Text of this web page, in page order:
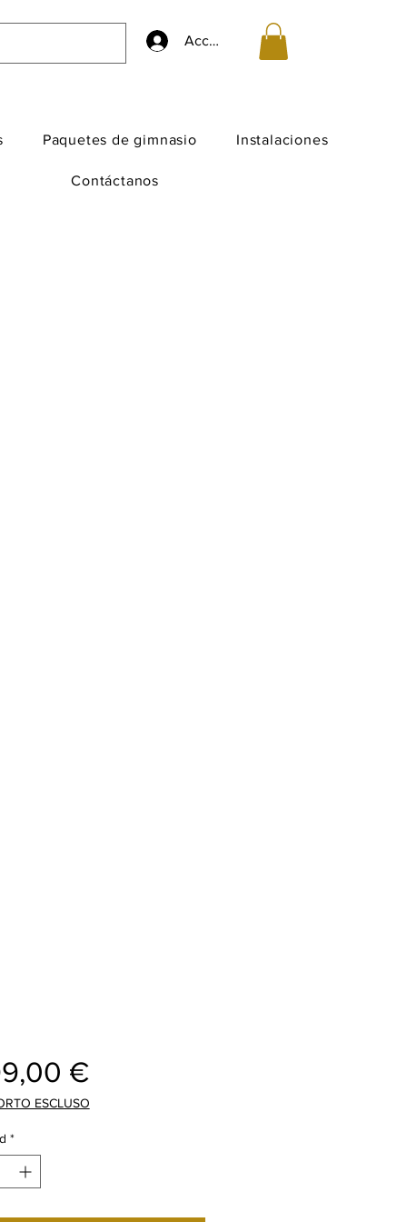
Accedi
Paquetes de gimnasio Instalaciones
Contáctanos
€Precio
ESCLUSO
*